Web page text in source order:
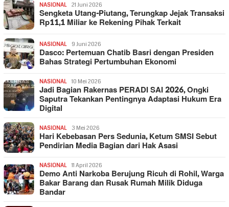
NASIONAL 21 Juni 2026
Sengketa Utang-Piutang, Terungkap Jejak Transaksi
Rp11,1 Miliar ke Rekening Pihak Terkait
NASIONAL 9 Juni 2026
Dasco: Pertemuan Chatib Basri dengan Presiden
Bahas Strategi Pertumbuhan Ekonomi
NASIONAL 10 Mei 2026
Jadi Bagian Rakernas PERADI SAI 2026, Ongki
Saputra Tekankan Pentingnya Adaptasi Hukum Era
Digital
NASIONAL 3 Mei 2026
Hari Kebebasan Pers Sedunia, Ketum SMSI Sebut
Pendirian Media Bagian dari Hak Asasi
NASIONAL 11 April 2026
Demo Anti Narkoba Berujung Ricuh di Rohil, Warga
Bakar Barang dan Rusak Rumah Milik Diduga
Bandar